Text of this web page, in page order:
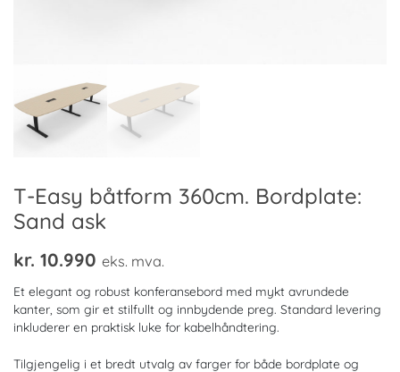
T-Easy båtform 360cm. Bordplate:
Sand ask
kr. 10.990 eks. mva.
Et elegant og robust konferansebord med mykt avrundede
kanter, som gir et stilfullt og innbydende preg. Standard levering
inkluderer en praktisk luke for kabelhåndtering.
Tilgjengelig i et bredt utvalg av farger for både bordplate og